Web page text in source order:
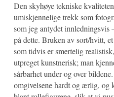
Den skyhøye tekniske
umiskjennelige trekk som
som jeg antydet innledningsvis
på dette. Bruken av sort/hvitt,
som tidvis er smertelig
utpreget kunstnerisk; man
sårbarhet under og over
omgivelsene hardt og ærlig, og